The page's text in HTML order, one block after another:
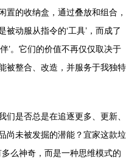
置的收纳盒，通过叠放和组合，
动服从指令的‘工具’，而成了
’。它们的价值不再仅仅取决于
被整合、改造，并服务于我独特
是否总是在追逐更多、更新、
尚未被发掘的潜能？宜家这款垃
么神奇，而是一种思维模式的